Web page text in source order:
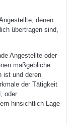
denen
übertragen sind,
Angestellte oder
maßgebliche
ist und deren
der Tätigkeit
oder
hinsichtlich Lage